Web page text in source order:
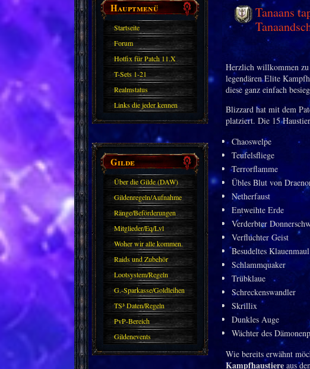
Hauptmenü
Startseite
Forum
Hotfix für Patch 11.X
T-Sets 1-21
Realmstatus
Links die jeder kennen
sollte?! Oder nicht?
Gilde
Über die Gilde (DAW)
Gildenregeln/Aufnahme
Ränge/Beförderungen
Mitglieder/Eq/Lvl
Woher wir alle kommen.
Raids und Zubehör
Lootsystem/Regeln
G.-Sparkasse/Goldleihen
TS³ Daten/Regeln
PvP-Bereich
Gildenevents
Tanaans
Herzlich willkommen zu
legendären Elite
diese ganz einfach
Blizzard hat mit dem
platziert. Die 15
Chaoswelpe
Teufelsfliege
Terrorflamme
Übles Blut von
Netherfaust
Entweihte Erde
Verderbter
Verfluchter Geist
Besudeltes Klauenmaul
Schlammquaker
Trübklaue
Schreckenswandler
Skrillix
Dunkles Auge
Wächter des
Wie bereits erwähnt
Kampfhaustiereaus